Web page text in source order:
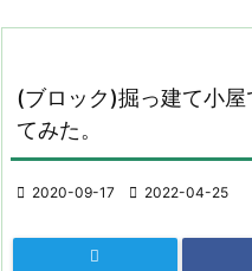
(ブロック)掘っ建て小
てみた。
 2020-09-17  2022-04-25